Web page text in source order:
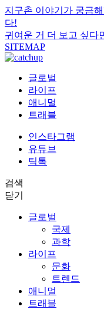
지구촌 이야기가 궁금
다!
귀여운 거 더 보고 싶다
SITEMAP
글로벌
라이프
애니멀
트래블
인스타그램
유튜브
틱톡
검색
닫기
글로벌
국제
과학
라이프
문화
트렌드
애니멀
트래블